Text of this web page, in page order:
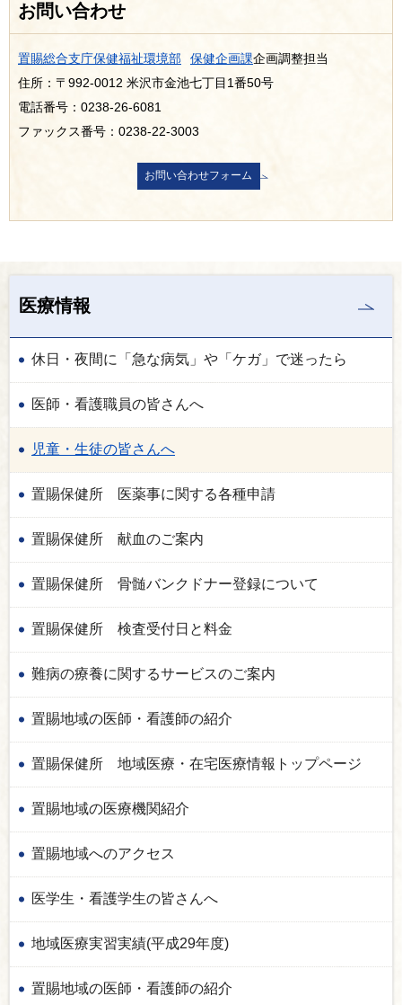
お問い合わせ
置賜総合支庁保健福祉環境部 保健企画課企画調整担当
住所：〒992-0012 米沢市金池七丁目1番50号
電話番号：0238-26-6081
ファックス番号：0238-22-3003
医療情報
休日・夜間に「急な病気」や「ケガ」で迷ったら
医師・看護職員の皆さんへ
児童・生徒の皆さんへ
置賜保健所 医薬事に関する各種申請
置賜保健所 献血のご案内
置賜保健所 骨髄バンクドナー登録について
置賜保健所 検査受付日と料金
難病の療養に関するサービスのご案内
置賜地域の医師・看護師の紹介
置賜保健所 地域医療・在宅医療情報トップページ
置賜地域の医療機関紹介
置賜地域へのアクセス
医学生・看護学生の皆さんへ
地域医療実習実績(平成29年度)
置賜地域の医師・看護師の紹介